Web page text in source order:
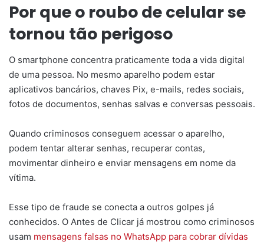
Por que o roubo de celular se
tornou tão perigoso
O smartphone concentra praticamente toda a vida digital
de uma pessoa. No mesmo aparelho podem estar
aplicativos bancários, chaves Pix, e-mails, redes sociais,
fotos de documentos, senhas salvas e conversas pessoais.
Quando criminosos conseguem acessar o aparelho,
podem tentar alterar senhas, recuperar contas,
movimentar dinheiro e enviar mensagens em nome da
vítima.
Esse tipo de fraude se conecta a outros golpes já
conhecidos. O Antes de Clicar já mostrou como criminosos
usam mensagens falsas no WhatsApp para cobrar dívidas